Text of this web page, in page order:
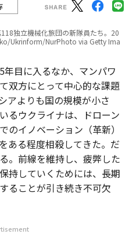
独立機械化旅団の新隊員たち。20
Ukrinform/NurPhoto via Getty Ima
目に入るなか、マンパワ
双方にとって中心的な課題
アよりも国の規模が小さ
るウクライナは、ドローン
のイノベーション（革新）
ある程度相殺してきた。だ
。前線を維持し、疲弊した
持していくためには、長期
ることが引き続き不可欠